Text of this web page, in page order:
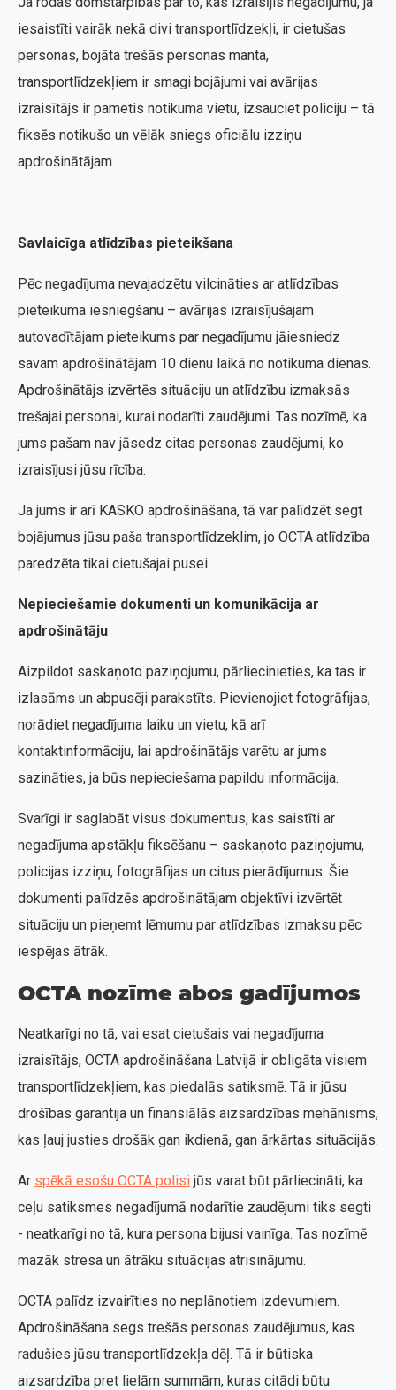
iesaistīti vairāk nekā divi transportlīdzekļi, ir cietušas
personas, bojāta trešās personas manta,
transportlīdzekļiem ir smagi bojājumi vai avārijas
izraisītājs ir pametis notikuma vietu, izsauciet policiju – tā
fiksēs notikušo un vēlāk sniegs oficiālu izziņu
apdrošinātājam.
Savlaicīga atlīdzības pieteikšana
Pēc negadījuma nevajadzētu vilcināties ar atlīdzības
pieteikuma iesniegšanu – avārijas izraisījušajam
autovadītājam pieteikums par negadījumu jāiesniedz
savam apdrošinātājam 10 dienu laikā no notikuma dienas.
Apdrošinātājs izvērtēs situāciju un atlīdzību izmaksās
trešajai personai, kurai nodarīti zaudējumi. Tas nozīmē, ka
jums pašam nav jāsedz citas personas zaudējumi, ko
izraisījusi jūsu rīcība.
Ja jums ir arī KASKO apdrošināšana, tā var palīdzēt segt
bojājumus jūsu paša transportlīdzeklim, jo OCTA atlīdzība
paredzēta tikai cietušajai pusei.
Nepieciešamie dokumenti un komunikācija ar
apdrošinātāju
Aizpildot saskaņoto paziņojumu, pārliecinieties, ka tas ir
izlasāms un abpusēji parakstīts. Pievienojiet fotogrāfijas,
norādiet negadījuma laiku un vietu, kā arī
kontaktinformāciju, lai apdrošinātājs varētu ar jums
sazināties, ja būs nepieciešama papildu informācija.
Svarīgi ir saglabāt visus dokumentus, kas saistīti ar
negadījuma apstākļu fiksēšanu – saskaņoto paziņojumu,
policijas izziņu, fotogrāfijas un citus pierādījumus. Šie
dokumenti palīdzēs apdrošinātājam objektīvi izvērtēt
situāciju un pieņemt lēmumu par atlīdzības izmaksu pēc
iespējas ātrāk.
OCTA nozīme abos gadījumos
Neatkarīgi no tā, vai esat cietušais vai negadījuma
izraisītājs, OCTA apdrošināšana Latvijā ir obligāta visiem
transportlīdzekļiem, kas piedalās satiksmē. Tā ir jūsu
drošības garantija un finansiālās aizsardzības mehānisms,
kas ļauj justies drošāk gan ikdienā, gan ārkārtas situācijās.
Ar spēkā esošu OCTA polisi jūs varat būt pārliecināti, ka
ceļu satiksmes negadījumā nodarītie zaudējumi tiks segti
- neatkarīgi no tā, kura persona bijusi vainīga. Tas nozīmē
mazāk stresa un ātrāku situācijas atrisinājumu.
OCTA palīdz izvairīties no neplānotiem izdevumiem.
Apdrošināšana segs trešās personas zaudējumus, kas
radušies jūsu transportlīdzekļa dēļ. Tā ir būtiska
aizsardzība pret lielām summām, kuras citādi būtu